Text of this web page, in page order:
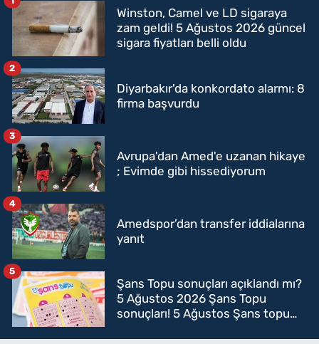
Winston, Camel ve LD sigaraya
zam geldi! 5 Ağustos 2026 güncel
sigara fiyatları belli oldu
Diyarbakır'da konkordato alarmı: 8
firma başvurdu
2
Avrupa'dan Amed'e uzanan hikaye
; Evimde gibi hissediyorum
3
Amedspor’dan transfer iddialarına
yanıt
4
Şans Topu sonuçları açıklandı mı?
5 Ağustos 2026 Şans Topu
sonuçları! 5 Ağustos Şans topu
5